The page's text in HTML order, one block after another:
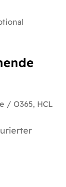
/ O365, HCL